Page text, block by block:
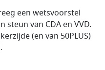
een wetsvoorstel
van CDA en VVD.
(en van 50PLUS)